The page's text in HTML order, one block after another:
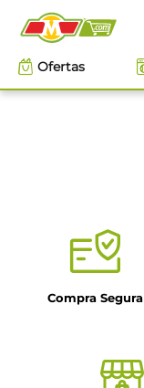
Ofertas
Compra Segura